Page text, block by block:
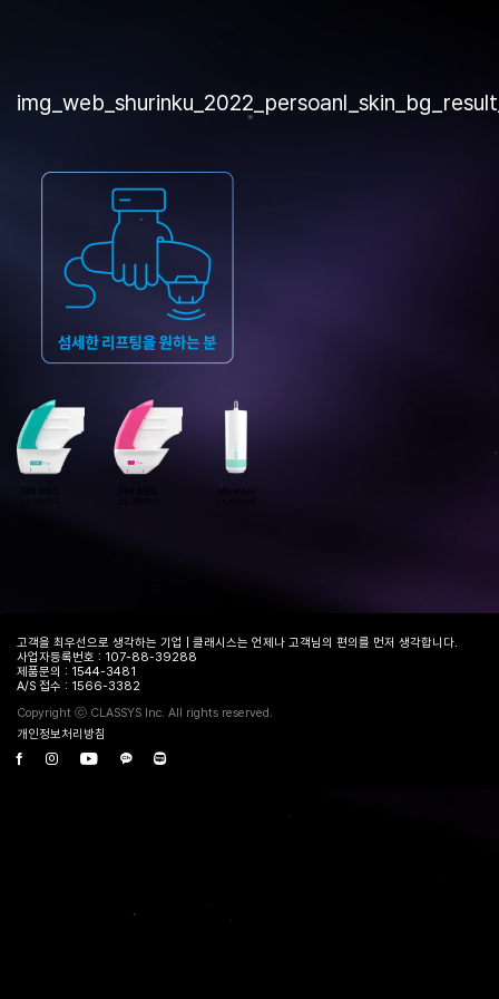
고객을 최우선으로 생각하는 기업 | 클래시스는 언제나 고객님의 편의를 먼저 생각합니다.
사업자등록번호 : 107-88-39288
제품문의 : 1544-3481
A/S 접수 : 1566-3382
Copyright ⓒ CLASSYS Inc. All rights reserved.
개인정보처리방침